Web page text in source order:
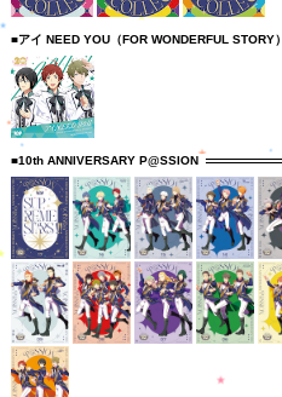
■アイ NEED YOU（FOR WONDERFUL STORY）
■10th ANNIVERSARY P@SSION